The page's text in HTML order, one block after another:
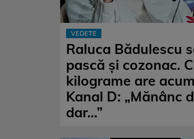
VEDETE
Raluca Bădulescu
pască și cozonac.
kilograme are
Kanal D: „Mănânc
dar…”